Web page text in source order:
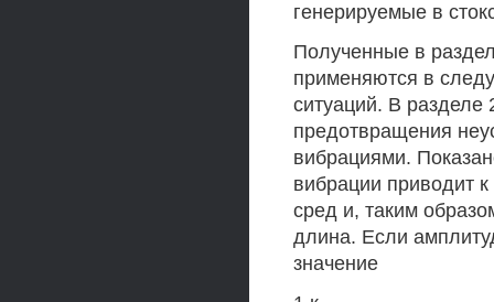
генерируемые в
Полученные в
применяются в
ситуаций. В разделе
предотвращения
вибрациями.
вибрации приводит
сред и, таким
длина. Если
значение